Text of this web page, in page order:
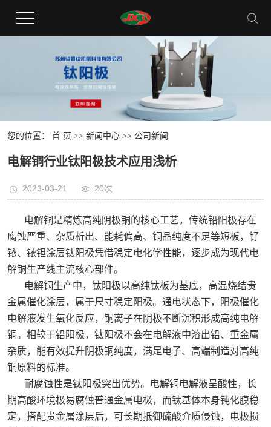
您的位置： 首 页 >> 新闻中心 >> 公司新闻
电解铜行业钛阳极技术应用浅析
2023-03-21 20次
电解铜是精炼高纯阴极铜的核心工艺，传统铅阳极存在
腐蚀严重、杂质析出、能耗偏高、铜品纯度不足等短板，钌
铱、铱钽涂层钛阳极凭借稳定电化学性能，逐步成为现代电
解铜生产线主流核心部件。
电解铜生产中，钛阳极以高纯钛板为基底，高温烧结贵
金属催化涂层，属于尺寸稳定阳极。通电状态下，阳极催化
电解液发生氧化反应，铜离子在阴极不断沉积形成高纯电解
铜。相较于铅阳极，钛阳极不会在电解液中溶出铅、重金属
杂质，能有效提升阴极铜纯度，满足电子、高端制造对高纯
铜原料的标准。
耐腐蚀性是钛阳极突出优势。电解铜电解液呈酸性，长
期高酸环境极易腐蚀普通金属电极，而钛基体本身钝化膜稳
定，搭配贵金属涂层后，可长期抵御硫酸介质侵蚀，电极损